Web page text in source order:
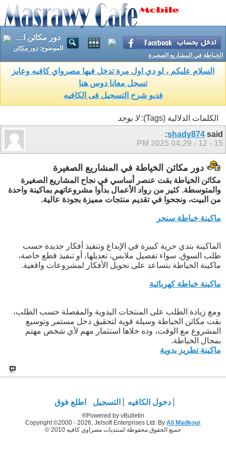
دور مكائن الخياطة في المشاريع الصغيرة
الموضوع: دور مكائن
الخياطة في المشاريع الصغيرة
السلام عليكم ، لو دي اول مرة تدخل فيها مصرواي كافيه وعايز
تسجل معانا دوس هنا
فديو شرح التسجيل فى الكافيه
الكلمات الدلالية (Tags):
لا يوجد
shady874 said:
15 - 12 - 2025
04:29 PM
دور مكائن الخياطة في المشاريع الصغيرة
مكائن الخياطة بقت عنصر أساسي في نجاح المشاريع الصغيرة
والمتوسطة. كثير من رواد الأعمال بدأوا مشروعاتهم بماكينة واحدة
من البيت، ونجحوا في تقديم منتجات مميزة بجودة عالية.
ماكينة خياطة سنجر
الماكينة بتدي حرية كبيرة في الإبداع وتنفيذ أفكار جديدة حسب
طلب السوق. سواء تفصيل ملابس، تعديلها، أو تنفيذ قطع خاصة،
ماكينة الخياطة بتساعد على تحويل الأفكار لمشروعات واقعية.
ماكينة خياطة كهربائية
ومع زيادة الطلب على المنتجات اليدوية والمفصلة حسب الطلب،
بقت مكائن الخياطة وسيلة قوية لتحقيق دخل مستمر وتوسيع
المشروع مع الوقت، وده خلاها استثمار مهم لأي شخص مهتم
بمجال الخياطة.
ماكينة تطريز يدوية
دخول الكافيه التسجيل اطلع فوق
Powered by vBulletin®
Copyright ©2000 - 2026, Jelsoft Enterprises Ltd. By Ali Madkour
جميع الحقوق محفوظة لمنتديات مصراوي كافيه 2010 ©